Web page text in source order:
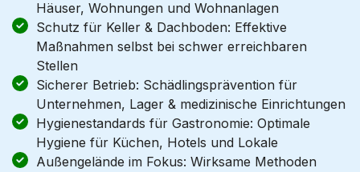
Häuser, Wohnungen und Wohnanlagen
Schutz für Keller & Dachboden: Effektive
Maßnahmen selbst bei schwer erreichbaren
Stellen
Sicherer Betrieb: Schädlingsprävention für
Unternehmen, Lager & medizinische Einrichtungen
Hygienestandards für Gastronomie: Optimale
Hygiene für Küchen, Hotels und Lokale
Außengelände im Fokus: Wirksame Methoden